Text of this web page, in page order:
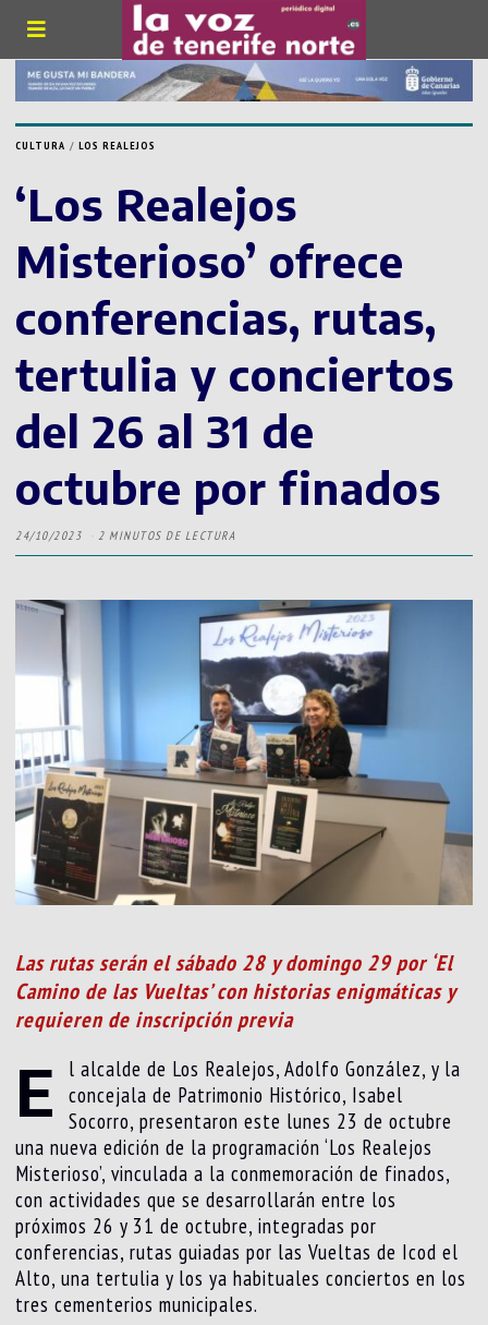
CULTURA / LOS REALEJOS
‘Los Realejos
Misterioso’ ofrece
conferencias, rutas,
tertulia y conciertos
del 26 al 31 de
octubre por finados
24/10/2023 2 MINUTOS DE LECTURA
Las rutas serán el sábado 28 y domingo 29 por ‘El
Camino de las Vueltas’ con historias enigmáticas y
requieren de inscripción previa
E
l alcalde de Los Realejos, Adolfo González, y la
concejala de Patrimonio Histórico, Isabel
Socorro, presentaron este lunes 23 de octubre
una nueva edición de la programación ‘Los Realejos
Misterioso’, vinculada a la conmemoración de finados,
con actividades que se desarrollarán entre los
próximos 26 y 31 de octubre, integradas por
conferencias, rutas guiadas por las Vueltas de Icod el
Alto, una tertulia y los ya habituales conciertos en los
tres cementerios municipales.